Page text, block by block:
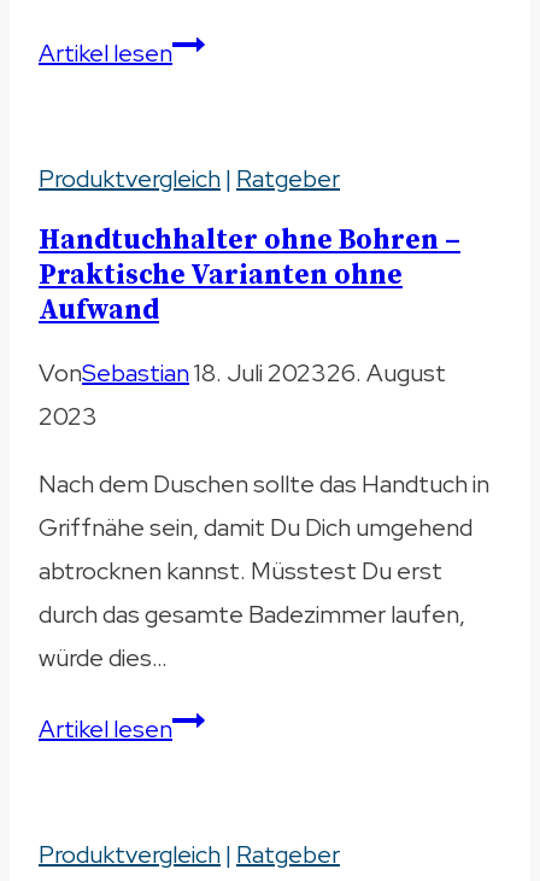
Artikel lesenDurchlauferhitzer
5
Modelle
im
Produktvergleich| Ratgeber
Handtuchhalter ohne Bohren –
Praktische Varianten ohne
Aufwand
VonSebastian18. Juli 202326. August
2023
Nach dem Duschen sollte das Handtuch in
Griffnähe sein, damit Du Dich umgehend
abtrocknen kannst. Müsstest Du erst
durch das gesamte Badezimmer laufen,
würde dies…
Artikel lesenHandtuchhalter
–
Produktvergleich| Ratgeber